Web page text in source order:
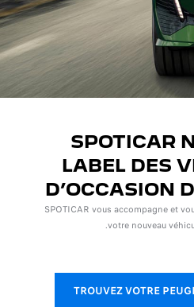
SPOTICAR
LABEL DES
D’OCCASION
SPOTICAR vous accompagne et
votre nouveau
TROUVEZ VOTRE